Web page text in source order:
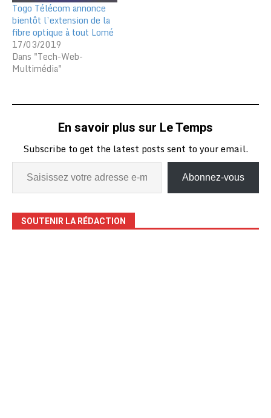
Togo Télécom annonce
bientôt l’extension de la
fibre optique à tout Lomé
17/03/2019
Dans "Tech-Web-
Multimédia"
En savoir plus sur Le Temps
Subscribe to get the latest posts sent to your email.
Abonnez-vous
SOUTENIR LA RÉDACTION